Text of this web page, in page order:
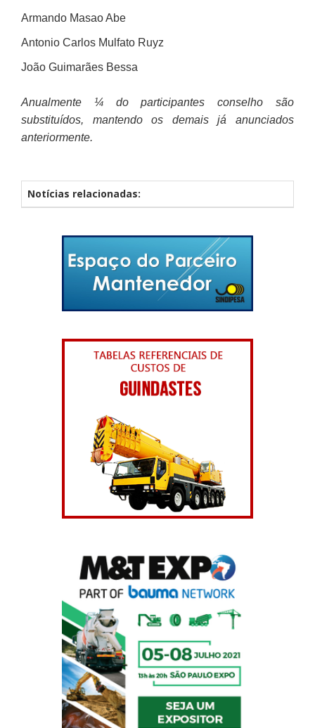
Armando Masao Abe
Antonio Carlos Mulfato Ruyz
João Guimarães Bessa
Anualmente ¼ do participantes conselho são
substituídos, mantendo os demais já anunciados
anteriormente.
Notícias relacionadas: